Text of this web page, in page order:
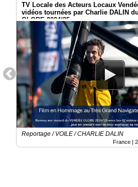
TV Locale des Acteurs Locaux
vidéos tournées par Charlie DALIN
GLOBE 2024/25
Reportage / VOILE / CHARLIE DALIN
France |